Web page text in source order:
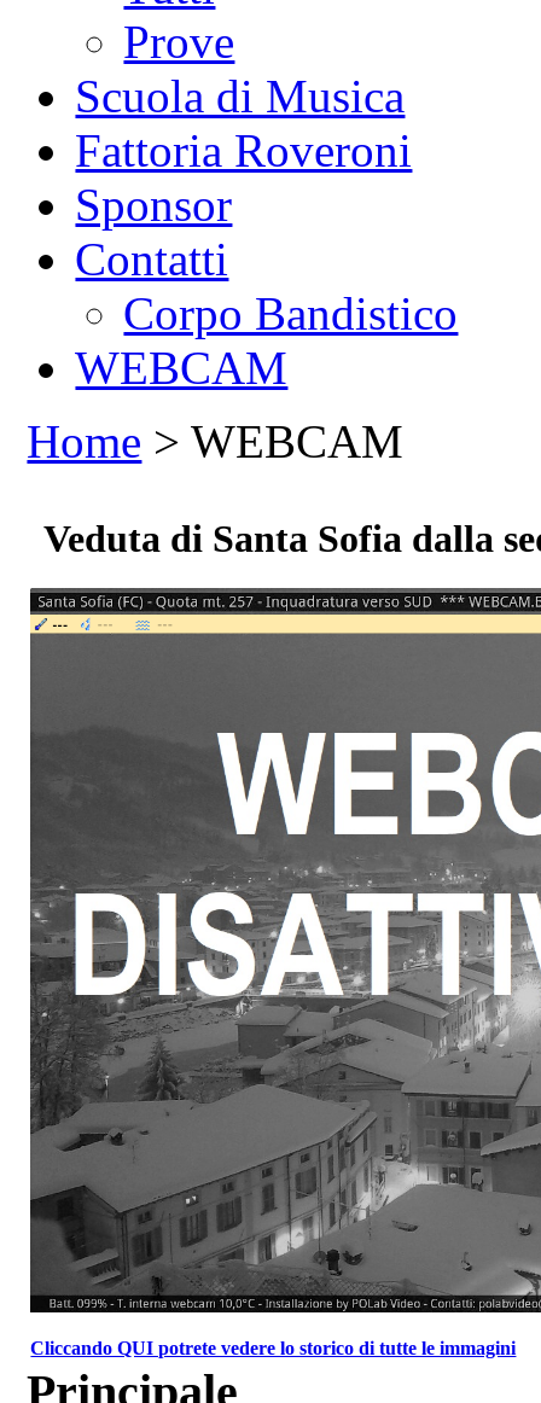
Prove
Scuola di Musica
Fattoria Roveroni
Sponsor
Contatti
Corpo Bandistico
WEBCAM
Home > WEBCAM
Veduta di Santa Sofia dalla
Cliccando QUI potrete vedere lo storico di tutte le immagini
Principale